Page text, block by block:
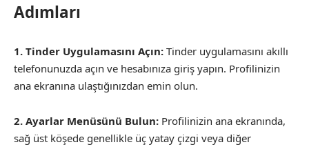
Adımları
1. Tinder Uygulamasını Açın: Tinder uygulamasını akıllı
telefonunuzda açın ve hesabınıza giriş yapın. Profilinizin
ana ekranına ulaştığınızdan emin olun.
2. Ayarlar Menüsünü Bulun: Profilinizin ana ekranında,
sağ üst köşede genellikle üç yatay çizgi veya diğer